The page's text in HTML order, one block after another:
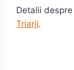
Detalii
Triarii.